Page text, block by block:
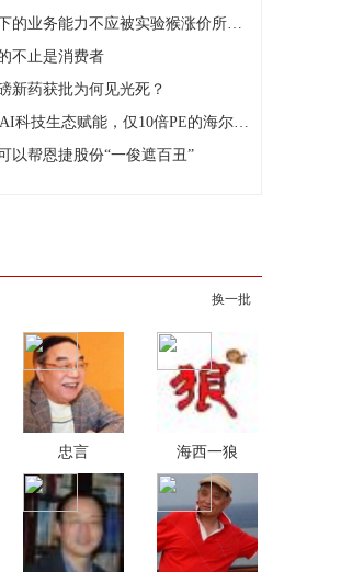
的业务能力不应被实验猴涨价所掩盖
不止是消费者
新药获批为何见光死？
技生态赋能，仅10倍PE的海尔智家值得被
以帮恩捷股份“一俊遮百丑”
换一批
忠言 海西一狼